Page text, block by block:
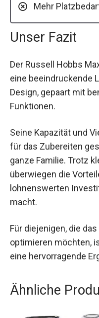
Mehr
Unser Fazit
Der Russell Hobbs
eine beeindruckende
Design, gepaart mit
Funktionen.
Seine Kapazität und
für das Zubereiten
ganze Familie. Trotz
überwiegen die
lohnenswerten
macht.
Für diejenigen, die
optimieren möchten,
eine hervorragende
Ähnliche